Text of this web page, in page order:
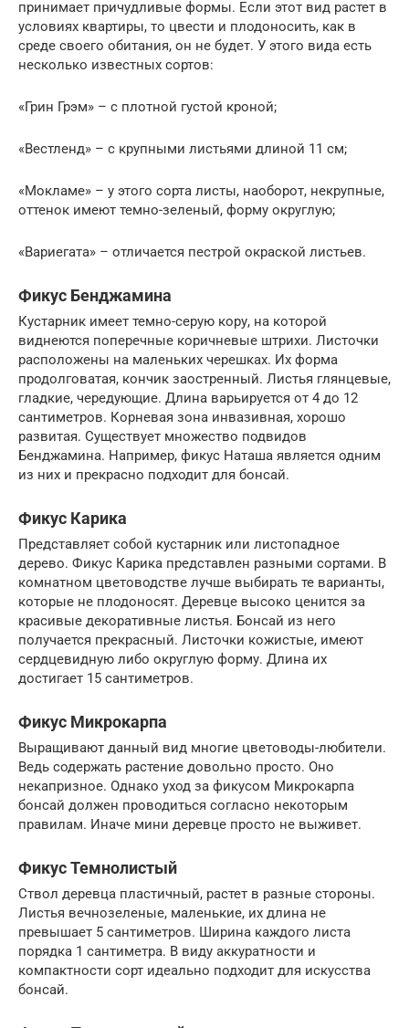
принимает причудливые формы. Если этот вид растет в
условиях квартиры, то цвести и плодоносить, как в
среде своего обитания, он не будет. У этого вида есть
несколько известных сортов:
«Грин Грэм» – с плотной густой кроной;
«Вестленд» – с крупными листьями длиной 11 см;
«Мокламе» – у этого сорта листы, наоборот, некрупные,
оттенок имеют темно-зеленый, форму округлую;
«Вариегата» – отличается пестрой окраской листьев.
Фикус Бенджамина
Кустарник имеет темно-серую кору, на которой
виднеются поперечные коричневые штрихи. Листочки
расположены на маленьких черешках. Их форма
продолговатая, кончик заостренный. Листья глянцевые,
гладкие, чередующие. Длина варьируется от 4 до 12
сантиметров. Корневая зона инвазивная, хорошо
развитая. Существует множество подвидов
Бенджамина. Например, фикус Наташа является одним
из них и прекрасно подходит для бонсай.
Фикус Карика
Представляет собой кустарник или листопадное
дерево. Фикус Карика представлен разными сортами. В
комнатном цветоводстве лучше выбирать те варианты,
которые не плодоносят. Деревце высоко ценится за
красивые декоративные листья. Бонсай из него
получается прекрасный. Листочки кожистые, имеют
сердцевидную либо округлую форму. Длина их
достигает 15 сантиметров.
Фикус Микрокарпа
Выращивают данный вид многие цветоводы-любители.
Ведь содержать растение довольно просто. Оно
некапризное. Однако уход за фикусом Микрокарпа
бонсай должен проводиться согласно некоторым
правилам. Иначе мини деревце просто не выживет.
Фикус Темнолистый
Ствол деревца пластичный, растет в разные стороны.
Листья вечнозеленые, маленькие, их длина не
превышает 5 сантиметров. Ширина каждого листа
порядка 1 сантиметра. В виду аккуратности и
компактности сорт идеально подходит для искусства
бонсай.